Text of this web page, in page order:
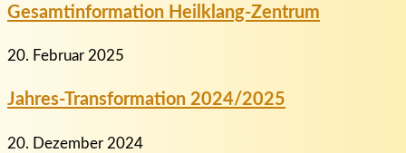
Gesamtinformation Heilklang-Zentrum
20. Februar 2025
Jahres-Transformation 2024/2025
20. Dezember 2024